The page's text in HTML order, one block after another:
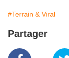
#Terrain & Viral
Partager